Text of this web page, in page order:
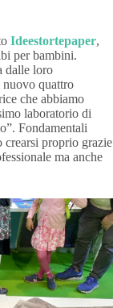
Ideestortepaper,
per bambini.
dalle loro
quattro
che abbiamo
laboratorio di
Fondamentali
crearsi proprio grazie
ma anche